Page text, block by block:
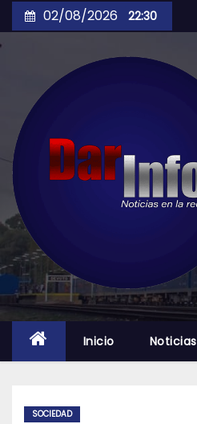
to
02/08/2026 22:30
Inicio Noticias
SOCIEDAD